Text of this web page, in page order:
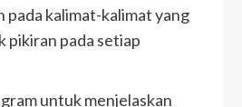
pada kalimat-kalimat yang
pikiran pada setiap
untuk menjelaskan